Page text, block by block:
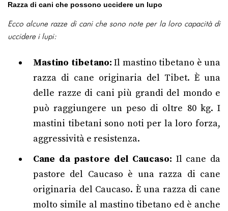
Razza di cani che possono uccidere un lupo
Ecco alcune razze di cani che sono note per la loro capacità di
uccidere i lupi:
Mastino tibetano: Il mastino tibetano è una
razza di cane originaria del Tibet. È una
delle razze di cani più grandi del mondo e
può raggiungere un peso di oltre 80 kg. I
mastini tibetani sono noti per la loro forza,
aggressività e resistenza.
Cane da pastore del Caucaso: Il cane da
pastore del Caucaso è una razza di cane
originaria del Caucaso. È una razza di cane
molto simile al mastino tibetano ed è anche